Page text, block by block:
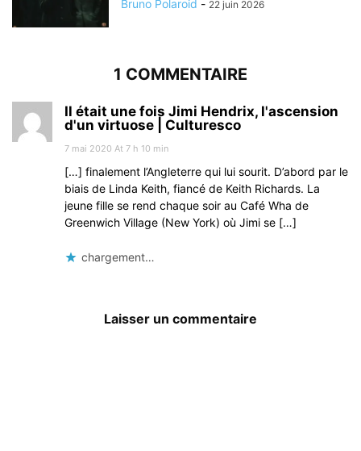
Bruno Polaroid - 22 juin 2026
1 COMMENTAIRE
Il était une fois Jimi Hendrix, l'ascension
d'un virtuose | Culturesco
7 mai 2020 At 7 h 10 min
[…] finalement l’Angleterre qui lui sourit. D’abord par le
biais de Linda Keith, fiancé de Keith Richards. La
jeune fille se rend chaque soir au Café Wha de
Greenwich Village (New York) où Jimi se […]
chargement…
Laisser un commentaire